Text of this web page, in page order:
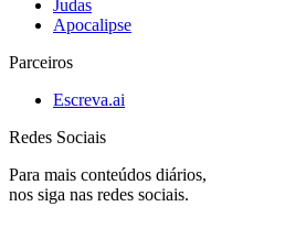
Judas
Apocalipse
Parceiros
Escreva.ai
Redes Sociais
Para mais conteúdos diários,
nos siga nas redes sociais.